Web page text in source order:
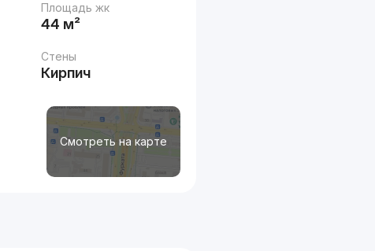
Площадь жк
44 м²
Стены
Кирпич
Смотреть на карте